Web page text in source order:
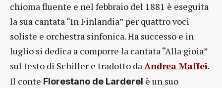
chioma fluente e nel febbraio del 1881 è eseguita
la sua cantata “In Finlandia” per quattro voci
soliste e orchestra sinfonica. Ha successo e in
luglio si dedica a comporre la cantata “Alla gioia”
sul testo di Schiller e tradotto daAndrea Maffei.
Il conte Florestano de Larderel è un suo